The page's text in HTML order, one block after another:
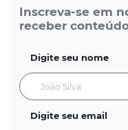
Inscreva-se em
receber
Digite seu nome
Digite seu email